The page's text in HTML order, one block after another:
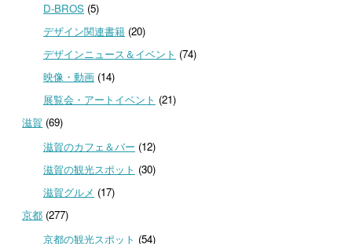
D-BROS(5)
デザイン関連書籍(20)
デザインニュース＆イベント (74)
映像・動画(14)
展覧会・アートイベント (21)
滋賀 (69)
滋賀のカフェ＆バー (12)
滋賀の観光スポット (30)
滋賀グルメ (17)
京都 (277)
京都の観光スポット (54)